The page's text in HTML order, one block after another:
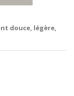
douce, légère,